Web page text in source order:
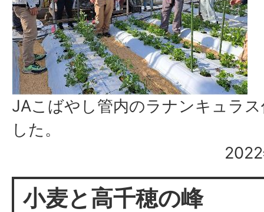
JAこばやし管内のラナンキュラ
した。
小麦と高千穂の峰